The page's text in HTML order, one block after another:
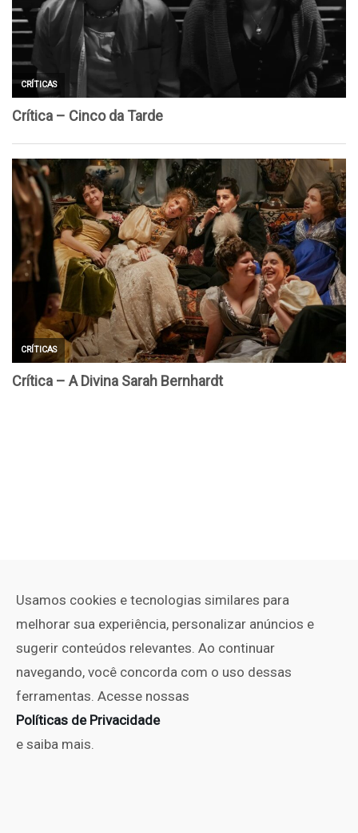
Usamos cookies e tecnologias similares para
melhorar sua experiência, personalizar anúncios e
sugerir conteúdos relevantes. Ao continuar
navegando, você concorda com o uso dessas
ferramentas. Acesse nossas
Políticas de Privacidade
e saiba mais.